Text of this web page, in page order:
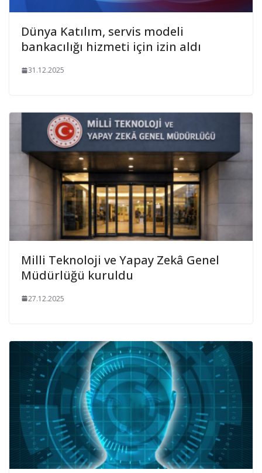
Dünya Katılım, servis modeli
bankacılığı hizmeti için izin aldı
31.12.2025
Milli Teknoloji ve Yapay Zekâ Genel
Müdürlüğü kuruldu
27.12.2025